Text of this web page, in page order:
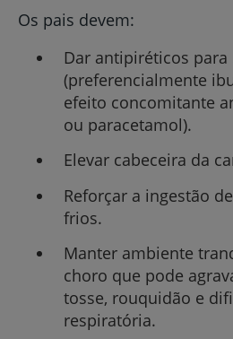
Os pais devem:
Dar antipiréticos para
(preferencialmente
efeito concomitante
ou paracetamol).
Elevar cabeceira da
Reforçar a ingestão
frios.
Manter ambiente
choro que pode
tosse, rouquidão e
respiratória.